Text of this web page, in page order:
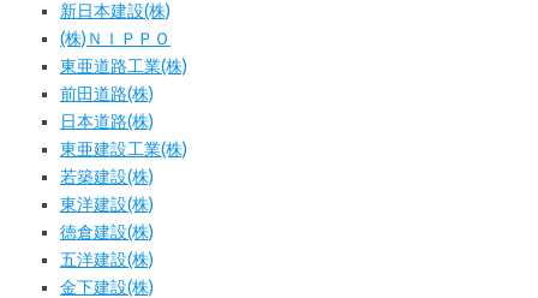
新日本建設(株)
(株)ＮＩＰＰＯ
東亜道路工業(株)
前田道路(株)
日本道路(株)
東亜建設工業(株)
若築建設(株)
東洋建設(株)
徳倉建設(株)
五洋建設(株)
金下建設(株)